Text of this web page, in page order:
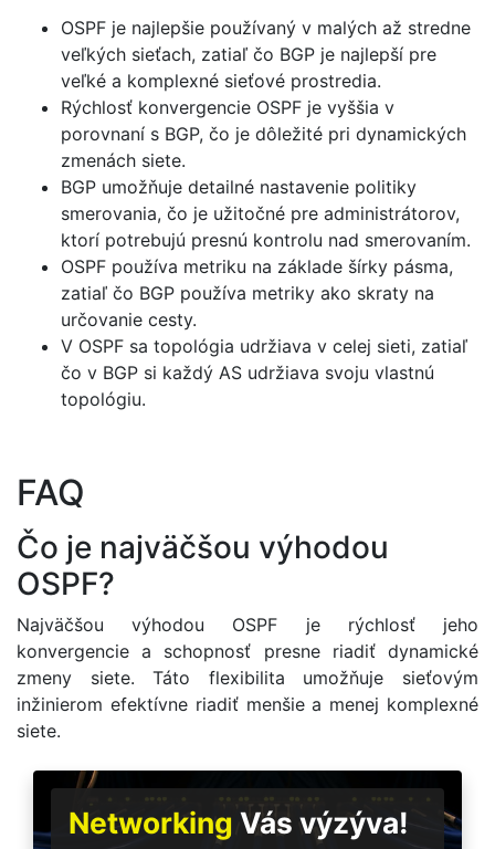
OSPF je najlepšie používaný v malých až stredne
veľkých sieťach, zatiaľ čo BGP je najlepší pre
veľké a komplexné sieťové prostredia.
Rýchlosť konvergencie OSPF je vyššia v
porovnaní s BGP, čo je dôležité pri dynamických
zmenách siete.
BGP umožňuje detailné nastavenie politiky
smerovania, čo je užitočné pre administrátorov,
ktorí potrebujú presnú kontrolu nad smerovaním.
OSPF používa metriku na základe šírky pásma,
zatiaľ čo BGP používa metriky ako skraty na
určovanie cesty.
V OSPF sa topológia udržiava v celej sieti, zatiaľ
čo v BGP si každý AS udržiava svoju vlastnú
topológiu.
FAQ
Čo je najväčšou výhodou
OSPF?
Najväčšou výhodou OSPF je rýchlosť jeho
konvergencie a schopnosť presne riadiť dynamické
zmeny siete. Táto flexibilita umožňuje sieťovým
inžinierom efektívne riadiť menšie a menej komplexné
siete.
Networking Vás výzýva!